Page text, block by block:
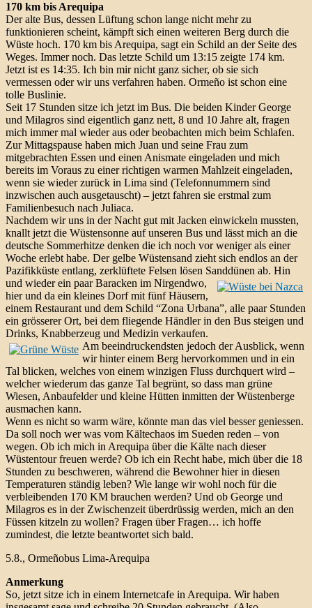
170 km bis Arequipa
Der alte Bus, dessen Lüftung schon lange nicht mehr zu
funktionieren scheint, kämpft sich einen weiteren Berg durch die
Wüste hoch. 170 km bis Arequipa, sagt ein Schild an der Seite des
Weges. Immer noch. Das letzte Schild um 13:15 zeigte 174 km.
Jetzt ist es 14:35. Ich bin mir nicht ganz sicher, ob sie sich
vermessen oder wir uns verfahren haben. Ormeño ist schon eine
tolle Buslinie.
Seit 17 Stunden sitze ich jetzt im Bus. Die beiden Kinder George
und Milagros sind eigentlich ganz nett, 8 und 10 Jahre alt, fragen
mich immer mal wieder aus oder beobachten mich beim Schlafen.
Zur Mittagspause haben mich Juan und seine Frau zum
mitgebrachten Essen und einen Anismate eingeladen und mich
bereits im Voraus zu einer richtigen warmen Mahlzeit eingeladen,
wenn sie wieder zurück in Lima sind (Telefonnummern sind
inzwischen auch ausgetauscht) – jetzt fahren sie erstmal zum
Familienbesuch nach Juliaca.
Nachdem wir uns in der Nacht gut mit Jacken einwickeln mussten,
knallt jetzt die Wüstensonne auf unseren Bus und lässt mich an die
deutsche Sommerhitze denken die ich noch vor weniger als einer
Woche erlebt habe. Der gelbe Wüstensand zieht sich endlos an der
Pazifikküste entlang, zerklüftete Felsen lösen Sanddünen ab. Hin
und wieder ein paar Baracken im Nirgendwo,
hier und da ein kleines Dorf mit fünf Häusern,
einem Restaurant und dem Schild “Zona Urbana”, alle paar Stunden
ein grösserer Ort, bei dem fliegende Händler in den Bus steigen und
Drinks, Knabberzeug und Medizin verkaufen.
Am beeindruckendsten jedoch der Ausblick, wenn
wir hinter einem Berg hervorkommen und in ein
Tal blicken, welches von einem winzigen Fluss durchquert wird –
welcher wiederum das ganze Tal begrünt, so dass man grüne
Wiesen, Anbaufelder und kleine Hütten inmitten der Wüstenberge
ausmachen kann.
Wenn es nicht so warm wäre, könnte man das viel besser geniessen.
Da soll noch wer was vom Kältechaos im Sueden reden – von
wegen. Ob ich mich in Arequipa über die Kälte nach dieser
Wüstentour freuen werde? Ob ich ein Recht habe, mich über die 18
Stunden zu beschweren, während die Bewohner hier in diesen
Temperaturen ständig leben? Wie lange wir wohl noch für die
verbleibenden 170 KM brauchen werden? Und ob George und
Milagros es in der Zwischenzeit überdrüssig werden, mich an den
Füssen kitzeln zu wollen? Fragen über Fragen… ich hoffe
zumindest, die letzte beantwortet sich bald.
5.8., Ormeñobus Lima-Arequipa
Anmerkung
So, jetzt sitze ich in einem Internetcafe in Arequipa. Wir haben